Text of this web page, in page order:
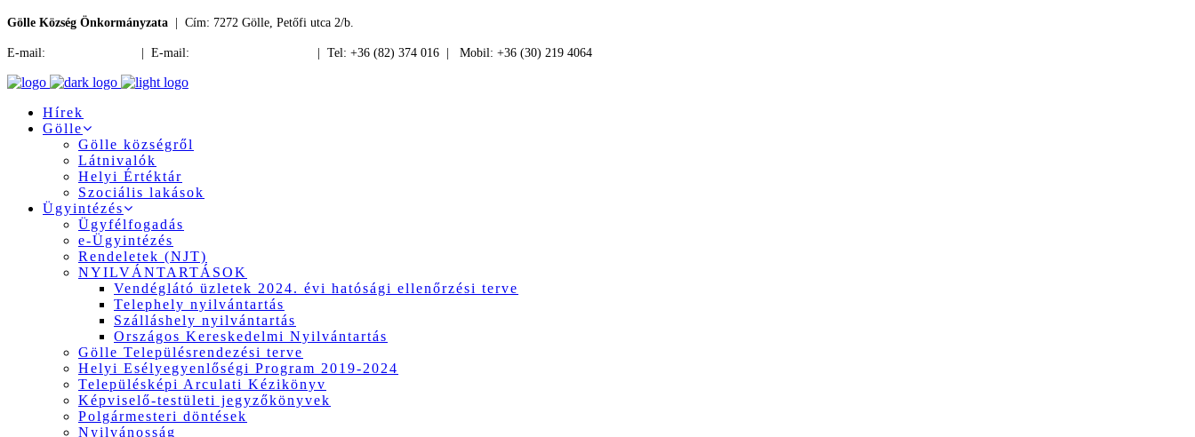
Gölle Község Önkormányzata | Cím: 7272 Gölle, Petőfi utca 2/b.
E-mail: | E-mail: | Tel: +36 (82) 374 016 | Mobil: +36 (30) 219 4064
Hírek
Gölle
Gölle községről
Látnivalók
Helyi Értéktár
Szociális lakások
Ügyintézés
Ügyfélfogadás
e-Ügyintézés
Rendeletek (NJT)
NYILVÁNTARTÁSOK
Vendéglátó üzletek 2024. évi hatósági ellenőrzési terve
Telephely nyilvántartás
Szálláshely nyilvántartás
Országos Kereskedelmi Nyilvántartás
Gölle Településrendezési terve
Helyi Esélyegyenlőségi Program 2019-2024
Településképi Arculati Kézikönyv
Képviselő-testületi jegyzőkönyvek
Polgármesteri döntések
Nyilvánosság